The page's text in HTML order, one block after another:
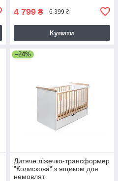
4 799 ₴ 6 399 ₴
Купити
–24%
Дитяче ліжечко-трансформер
"Колискова" з ящиком для
немовлят